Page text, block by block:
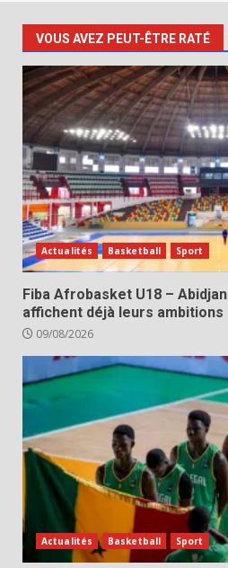
VOUS AVEZ PEUT-ÊTRE RATÉ
Actualités Basketball Sport
Fiba Afrobasket U18 –
affichent déjà leurs ambitions
09/08/2026
Actualités Basketball Sport